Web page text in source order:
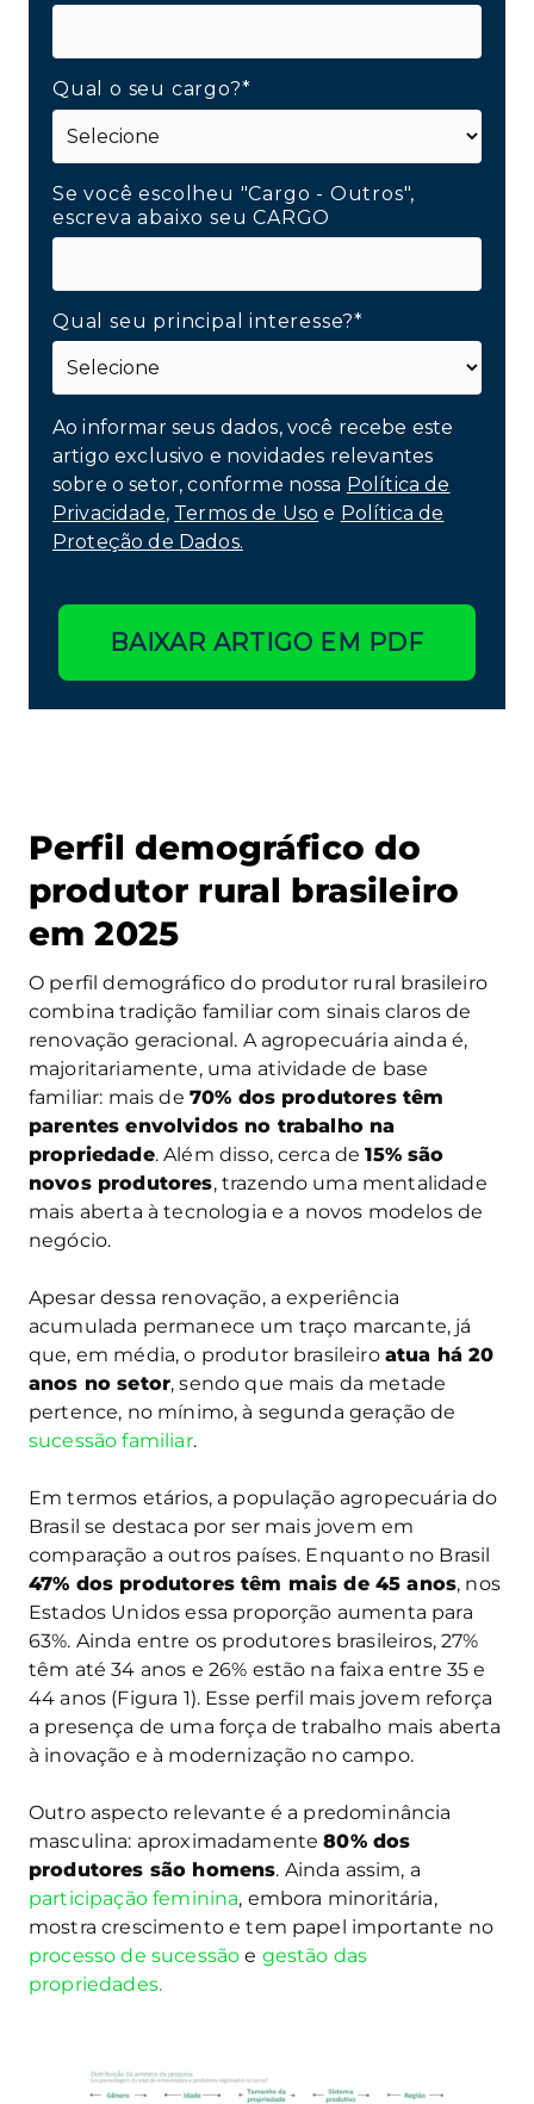
Qual o seu cargo?*
Se você escolheu "Cargo - Outros",
escreva abaixo seu CARGO
Qual seu principal interesse?*
Ao informar seus dados, você recebe este
artigo exclusivo e novidades relevantes
sobre o setor, conforme nossa Política de
Privacidade, Termos de Uso e Política de
Proteção de Dados.
BAIXAR ARTIGO EM PDF
Perfil demográfico do
produtor rural brasileiro
em 2025
O perfil demográfico do produtor rural brasileiro
combina tradição familiar com sinais claros de
renovação geracional. A agropecuária ainda é,
majoritariamente, uma atividade de base
familiar: mais de 70% dos produtores têm
parentes envolvidos no trabalho na
propriedade. Além disso, cerca de15% são
novos produtores, trazendo uma mentalidade
mais aberta à tecnologia e a novos modelos de
negócio.
Apesar dessa renovação, a experiência
acumulada permanece um traço marcante, já
que, em média, o produtor brasileiro atua há 20
anos no setor, sendo que mais da metade
pertence, no mínimo, à segunda geração de
sucessão familiar.
Em termos etários, a população agropecuária do
Brasil se destaca por ser mais jovem em
comparação a outros países. Enquanto no Brasil
47% dos produtores têm mais de 45 anos, nos
Estados Unidos essa proporção aumenta para
63%. Ainda entre os produtores brasileiros, 27%
têm até 34 anos e 26% estão na faixa entre 35 e
44 anos (Figura 1). Esse perfil mais jovem reforça
a presença de uma força de trabalho mais aberta
à inovação e à modernização no campo.
Outro aspecto relevante é a predominância
masculina: aproximadamente80% dos
produtores são homens. Ainda assim, a
participação feminina, embora minoritária,
mostra crescimento e tem papel importante no
processo de sucessão e gestão das
propriedades.